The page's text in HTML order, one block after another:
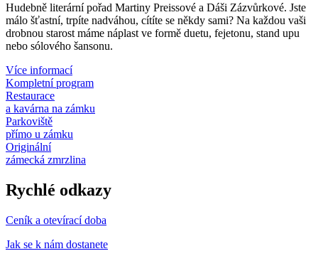
Hudebně literární pořad Martiny Preissové a Dáši Zázvůrkové. Jste
málo šťastní, trpíte nadváhou, cítíte se někdy sami? Na každou vaši
drobnou starost máme náplast ve formě duetu, fejetonu, stand upu
nebo sólového šansonu.
Více informací
Kompletní program
Restaurace
a kavárna na zámku
Parkoviště
přímo u zámku
Originální
zámecká zmrzlina
Rychlé odkazy
Ceník a otevírací doba
Jak se k nám dostanete